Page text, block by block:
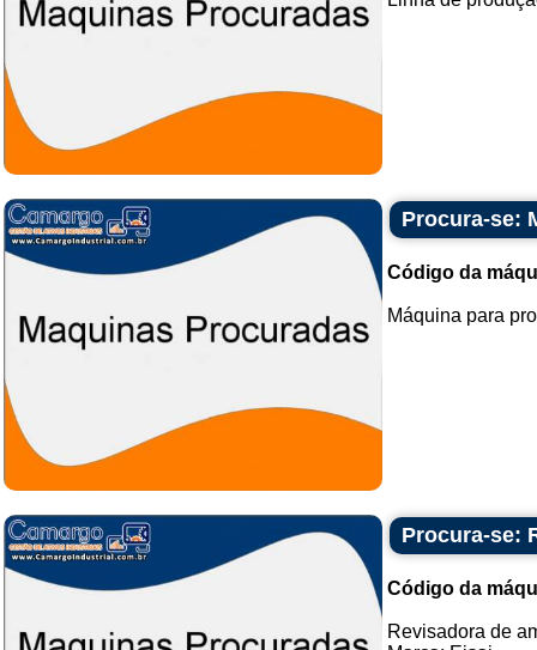
Procura-se:
Código da
Máquina para
Procura-se:
Código da
Revisadora de